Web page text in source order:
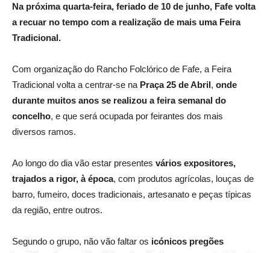
Na próxima quarta-feira, feriado de 10 de junho, Fafe volta
a recuar no tempo com a realização de mais umaFeira
Tradicional.
Com organização do Rancho Folclórico de Fafe, a Feira
Tradicional volta a centrar-se na Praça 25 de Abril, onde
durante muitos anos se realizou a feira semanal do
concelho, e que será ocupada por feirantes dos mais
diversos ramos.
Ao longo do dia vão estar presentes vários expositores,
trajados a rigor, à época, com produtos agrícolas, louças de
barro, fumeiro, doces tradicionais, artesanato e peças típicas
da região, entre outros.
Segundo o grupo, não vão faltar os icónicos pregões